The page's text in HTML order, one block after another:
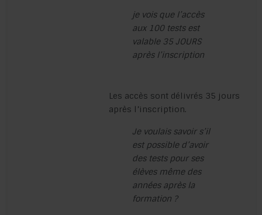
je vois que l’accès
aux 100 tests est
valable 35 JOURS
après l’inscription
Les accès sont délivrés 35 jours
après l’inscription.
Je voulais savoir s’il
est possible d’avoir
des tests pour ses
élèves même des
années après la
formation ?